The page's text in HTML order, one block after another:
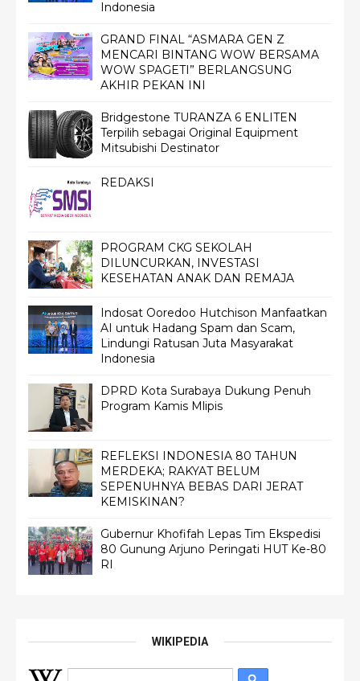
Indonesia
GRAND FINAL “ASMARA GEN Z
MENCARI BINTANG WOW BERSAMA
WOW SPAGETI” BERLANGSUNG
AKHIR PEKAN INI
Bridgestone TURANZA 6 ENLITEN
Terpilih sebagai Original Equipment
Mitsubishi Destinator
REDAKSI
PROGRAM CKG SEKOLAH
DILUNCURKAN, INVESTASI
KESEHATAN ANAK DAN REMAJA
Indosat Ooredoo Hutchison Manfaatkan
AI untuk Hadang Spam dan Scam,
Lindungi Ratusan Juta Masyarakat
Indonesia
DPRD Kota Surabaya Dukung Penuh
Program Kamis Mlipis
REFLEKSI INDONESIA 80 TAHUN
MERDEKA; RAKYAT BELUM
SEPENUHNYA BEBAS DARI JERAT
KEMISKINAN?
Gubernur Khofifah Lepas Tim Ekspedisi
80 Gunung Arjuno Peringati HUT Ke-80
RI
WIKIPEDIA